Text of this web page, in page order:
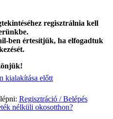
kialakítása előtt
nélküli okosotthon?
regisztrálnia kell
ben értesítjük, ha elfogadtuk
Regisztráció / Belépés